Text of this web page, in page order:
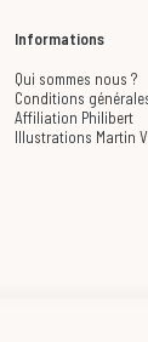
Informations
Qui sommes nous ?
Conditions
Affiliation Philibert
Illustrations Martin